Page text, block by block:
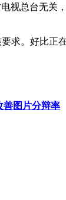
视总台无
。好比正
善图片分辩率